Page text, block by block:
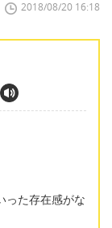
2018/08/20 16:18
った存在感がな